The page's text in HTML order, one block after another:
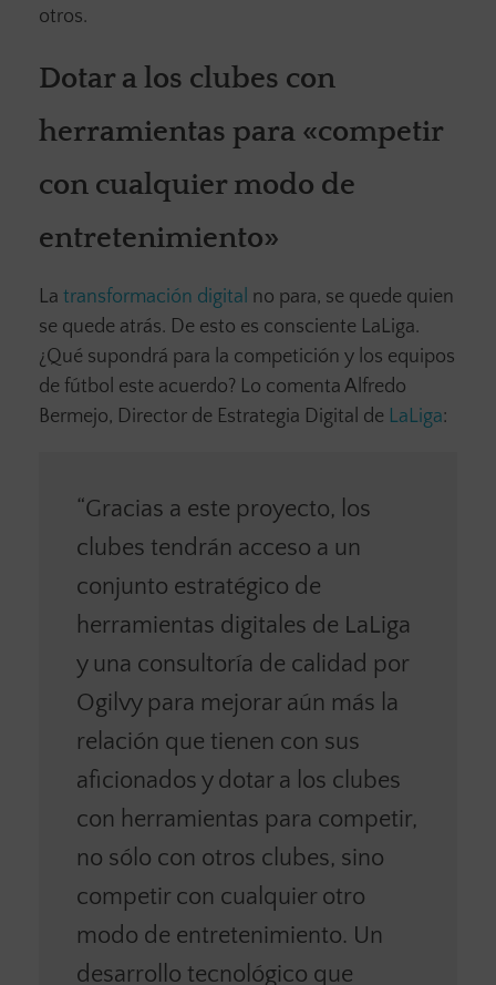
otros.
Dotar a los clubes con
herramientas para «competir
con cualquier modo de
entretenimiento»
La transformación digital no para, se quede quien
se quede atrás. De esto es consciente LaLiga.
¿Qué supondrá para la competición y los equipos
de fútbol este acuerdo? Lo comenta Alfredo
Bermejo, Director de Estrategia Digital de LaLiga:
“Gracias a este proyecto, los
clubes tendrán acceso a un
conjunto estratégico de
herramientas digitales de LaLiga
y una consultoría de calidad por
Ogilvy para mejorar aún más la
relación que tienen con sus
aficionados y dotar a los clubes
con herramientas para competir,
no sólo con otros clubes, sino
competir con cualquier otro
modo de entretenimiento. Un
desarrollo tecnológico que